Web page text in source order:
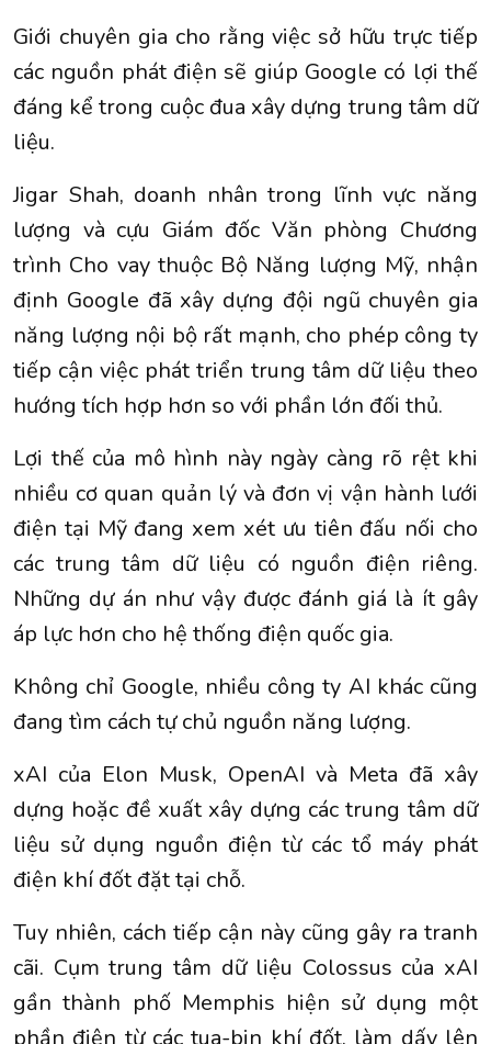
Giới chuyên gia cho rằng việc sở hữu trực tiếp
các nguồn phát điện sẽ giúp Google có lợi thế
đáng kể trong cuộc đua xây dựng trung tâm dữ
liệu.
Jigar Shah, doanh nhân trong lĩnh vực năng
lượng và cựu Giám đốc Văn phòng Chương
trình Cho vay thuộc Bộ Năng lượng Mỹ, nhận
định Google đã xây dựng đội ngũ chuyên gia
năng lượng nội bộ rất mạnh, cho phép công ty
tiếp cận việc phát triển trung tâm dữ liệu theo
hướng tích hợp hơn so với phần lớn đối thủ.
Lợi thế của mô hình này ngày càng rõ rệt khi
nhiều cơ quan quản lý và đơn vị vận hành lưới
điện tại Mỹ đang xem xét ưu tiên đấu nối cho
các trung tâm dữ liệu có nguồn điện riêng.
Những dự án như vậy được đánh giá là ít gây
áp lực hơn cho hệ thống điện quốc gia.
Không chỉ Google, nhiều công ty AI khác cũng
đang tìm cách tự chủ nguồn năng lượng.
xAI của Elon Musk, OpenAI và Meta đã xây
dựng hoặc đề xuất xây dựng các trung tâm dữ
liệu sử dụng nguồn điện từ các tổ máy phát
điện khí đốt đặt tại chỗ.
Tuy nhiên, cách tiếp cận này cũng gây ra tranh
cãi. Cụm trung tâm dữ liệu Colossus của xAI
gần thành phố Memphis hiện sử dụng một
phần điện từ các tua-bin khí đốt, làm dấy lên